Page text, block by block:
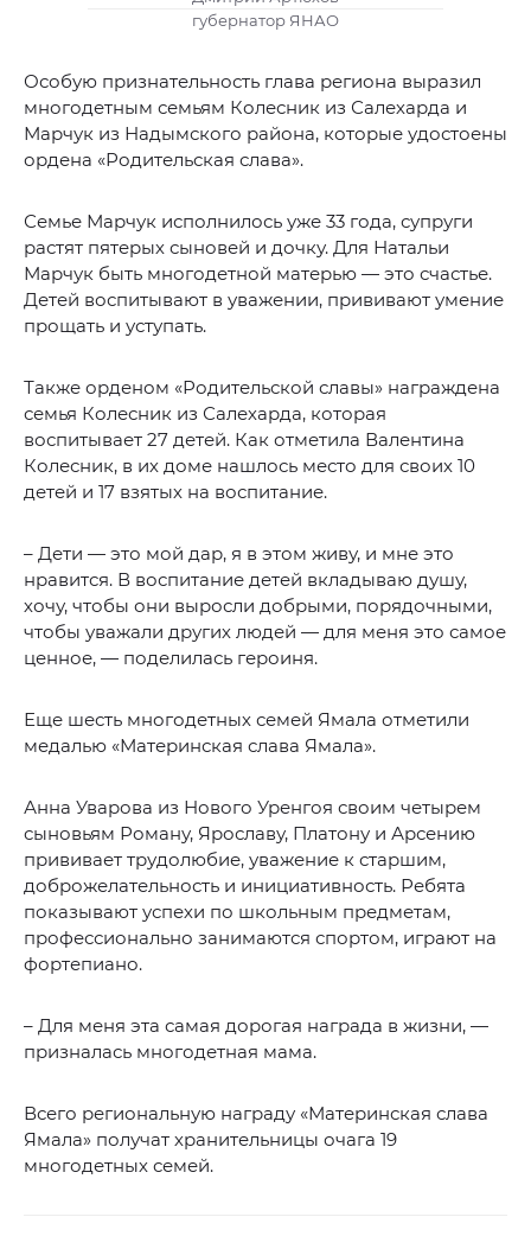
губернатор ЯНАО
Особую признательность глава региона выразил
многодетным семьям Колесник из Салехарда и
Марчук из Надымского района, которые удостоены
ордена «Родительская слава».
Семье Марчук исполнилось уже 33 года, супруги
растят пятерых сыновей и дочку. Для Натальи
Марчук быть многодетной матерью — это счастье.
Детей воспитывают в уважении, прививают умение
прощать и уступать.
Также орденом «Родительской славы» награждена
семья Колесник из Салехарда, которая
воспитывает 27 детей. Как отметила Валентина
Колесник, в их доме нашлось место для своих 10
детей и 17 взятых на воспитание.
– Дети — это мой дар, я в этом живу, и мне это
нравится. В воспитание детей вкладываю душу,
хочу, чтобы они выросли добрыми, порядочными,
чтобы уважали других людей — для меня это самое
ценное, — поделилась героиня.
Еще шесть многодетных семей Ямала отметили
медалью «Материнская слава Ямала».
Анна Уварова из Нового Уренгоя своим четырем
сыновьям Роману, Ярославу, Платону и Арсению
прививает трудолюбие, уважение к старшим,
доброжелательность и инициативность. Ребята
показывают успехи по школьным предметам,
профессионально занимаются спортом, играют на
фортепиано.
– Для меня эта самая дорогая награда в жизни, —
призналась многодетная мама.
Всего региональную награду «Материнская слава
Ямала» получат хранительницы очага 19
многодетных семей.